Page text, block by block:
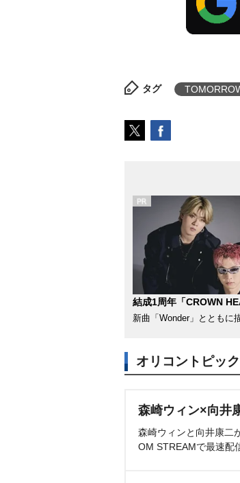
タグ
結成1周年「CROWN
新曲「Wonder」とともに
オリコントピッ
森崎ウィン×向井
森崎ウィンと向井康二
OM STREAMで最速配